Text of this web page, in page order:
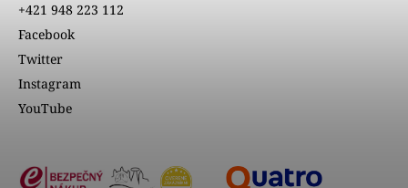
+421 948 223 112
Facebook
Twitter
Instagram
YouTube